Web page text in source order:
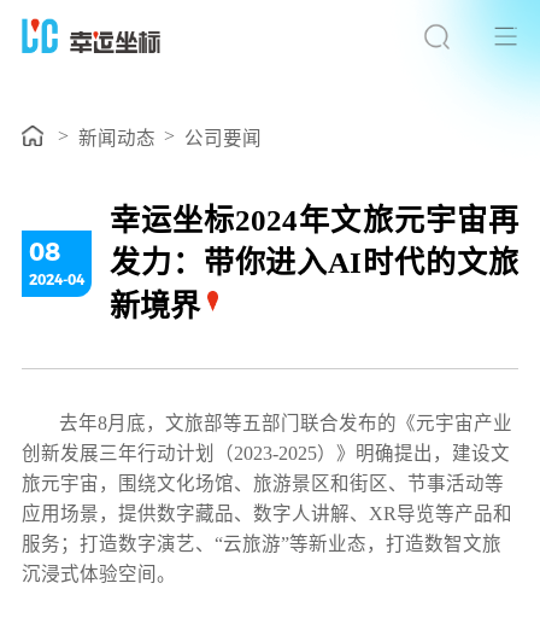
> 新闻动态 > 公司要闻
08
2024-04
幸运坐标2024年文旅元宇宙再
发力：带你进入AI时代的文旅
新境界
去年8月底，文旅部等五部门联合发布的《元宇宙产业
创新发展三年行动计划（2023-2025）》明确提出，建设文
旅元宇宙，围绕文化场馆、旅游景区和街区、节事活动等
应用场景，提供数字藏品、数字人讲解、XR导览等产品和
服务；打造数字演艺、“云旅游”等新业态，打造数智文旅
沉浸式体验空间。